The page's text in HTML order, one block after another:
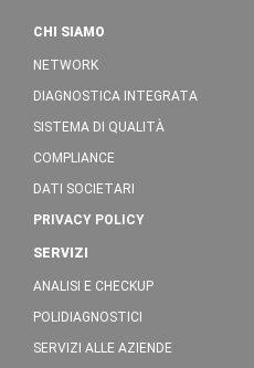
CHI SIAMO
NETWORK
DIAGNOSTICA INTEGRATA
SISTEMA DI QUALITÀ
COMPLIANCE
DATI SOCIETARI
PRIVACY POLICY
SERVIZI
ANALISI E CHECKUP
POLIDIAGNOSTICI
SERVIZI ALLE AZIENDE